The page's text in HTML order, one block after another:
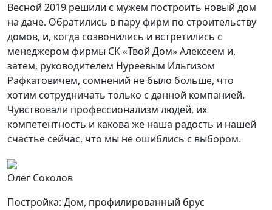
Весной 2019 решили с мужем построить новый дом
на даче. Обратились в пару фирм по строительству
домов, и, когда созвонились и встретились с
менеджером фирмы СК «Твой Дом» Алексеем и,
затем, руководителем Нуреевым Ильгизом
Рафкатовичем, сомнений не было больше, что
хотим сотрудничать только с данной компанией.
Чувствовали профессионализм людей, их
компетентность и какова же наша радость и нашей
счастье сейчас, что мы не ошиблись с выбором.
Олег Соколов
Постройка: Дом, профилированный брус